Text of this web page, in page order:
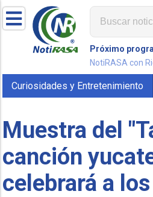
Próximo
NotiRASA con
Curiosidades y Entretenimiento
Muestra del
canción
celebrará a